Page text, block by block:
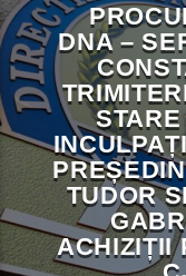
DNA –
TUDOR
ACHIZIȚII